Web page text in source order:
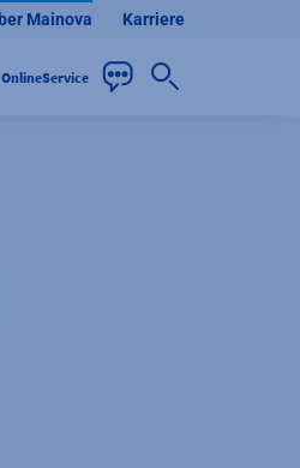
Mainova Karriere
OnlineService